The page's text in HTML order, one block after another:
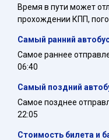
Время в пути может
прохождении КПП,
Самый ранний
Самое раннее
06:40
Самый поздний
Самое позднее
22:05
Стоимость билета и